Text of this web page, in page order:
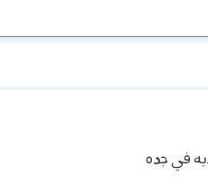
في جده